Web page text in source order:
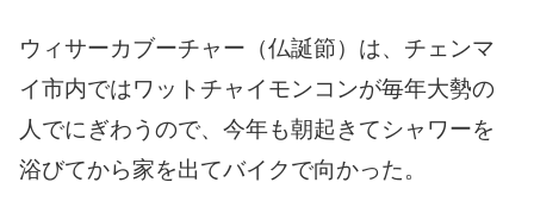
ウィサーカブーチャー（仏誕節）は、チェンマ
イ市内ではワットチャイモンコンが毎年大勢の
人でにぎわうので、今年も朝起きてシャワーを
浴びてから家を出てバイクで向かった。